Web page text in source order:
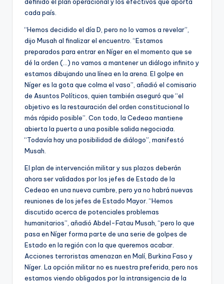
cada país.
“Hemos decidido el día D, pero no lo vamos a revelar”,
dijo Musah al finalizar el encuentro. “Estamos
preparados para entrar en Níger en el momento que se
dé la orden (…) no vamos a mantener un diálogo infinito y
estamos dibujando una línea en la arena. El golpe en
Níger es la gota que colma el vaso”, añadió el comisario
de Asuntos Políticos, quien también aseguró que “el
objetivo es la restauración del orden constitucional lo
más rápido posible”. Con todo, la Cedeao mantiene
abierta la puerta a una posible salida negociada.
“Todavía hay una posibilidad de diálogo”, manifestó
Musah.
El plan de intervención militar y sus plazos deberán
ahora ser validados por los jefes de Estado de la
Cedeao en una nueva cumbre, pero ya no habrá nuevas
reuniones de los jefes de Estado Mayor. “Hemos
discutido acerca de potenciales problemas
humanitarios”, añadió Abdel-Fatau Musah, “pero lo que
pasa en Níger forma parte de una serie de golpes de
Estado en la región con la que queremos acabar.
Acciones terroristas amenazan en Malí, Burkina Faso y
Níger. La opción militar no es nuestra preferida, pero nos
estamos viendo obligados por la intransigencia de la